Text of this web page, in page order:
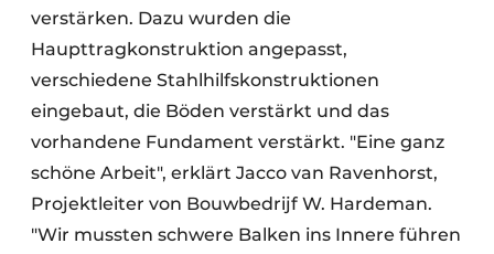
verstärken. Dazu wurden die
Haupttragkonstruktion angepasst,
verschiedene Stahlhilfskonstruktionen
eingebaut, die Böden verstärkt und das
vorhandene Fundament verstärkt. "Eine ganz
schöne Arbeit", erklärt Jacco van Ravenhorst,
Projektleiter von Bouwbedrijf W. Hardeman.
"Wir mussten schwere Balken ins Innere führen